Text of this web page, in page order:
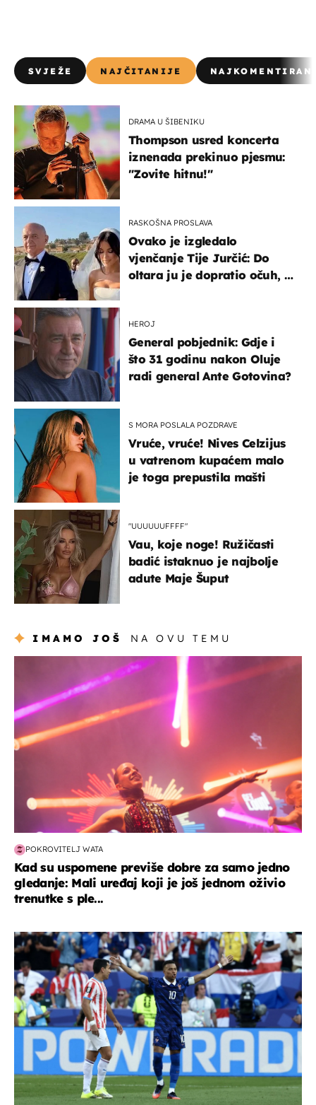
SVJEŽE NAJČITANIJE
DRAMA U ŠIBENIKU
Thompson usred koncerta
iznenada prekinuo pjesmu:
"Zovite hitnu!"
RASKOŠNA PROSLAVA
Ovako je izgledalo
vjenčanje Tije Jurčić: Do
oltara ju je dopratio očuh, a
HEROJ
General pobjednik: Gdje i
što 31 godinu nakon Oluje
radi general Ante Gotovina?
S MORA POSLALA POZDRAVE
Vruće, vruće! Nives Celzijus
u vatrenom kupaćem malo
je toga prepustila mašti
"UUUUUUFFFF"
Vau, koje noge! Ružičasti
badić istaknuo je najbolje
adute Maje Šuput
IMAMO JOŠ NA OVU TEMU
POKROVITELJ WATA
Kad su uspomene previše dobre za samo jedno
gledanje: Mali uređaj koji je još jednom oživio
trenutke s ple...
svjetsko prvenstvo 2026